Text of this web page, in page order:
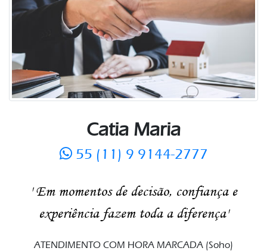
Catia Maria
55 (11) 9 9144-2777
' Em momentos de decisão, confiança e
experiência fazem toda a diferença'
ATENDIMENTO COM HORA MARCADA (Soho)